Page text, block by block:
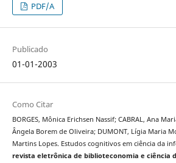
PDF/A
Publicado
01-01-2003
Como Citar
BORGES, Mônica Erichsen Nassif; CABRAL, Ana
Ângela Borem de Oliveira; DUMONT, Lígia Maria
Martins Lopes. Estudos cognitivos em ciência da
revista eletrônica de biblioteconomia e ciência